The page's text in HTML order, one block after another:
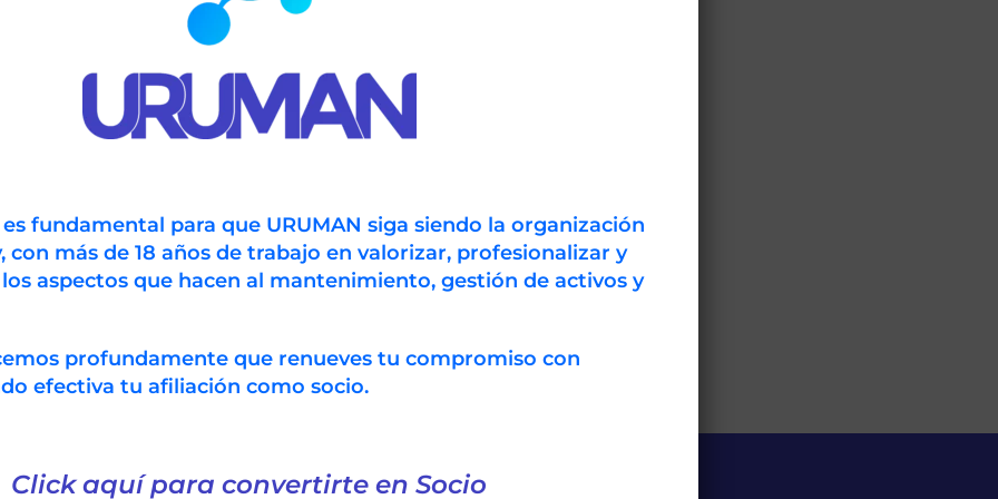
fundamental para que URUMAN siga siendo la organización
con más de 18 años de trabajo en valorizar, profesionalizar y
aspectos que hacen al mantenimiento, gestión de activos y
profundamente que renueves tu compromiso con
efectiva tu afiliación como socio.
Click aquí para convertirte en Socio